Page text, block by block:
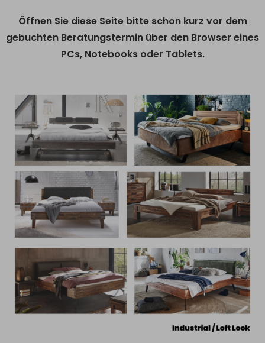
Öffnen Sie diese Seite bitte schon kurz vor dem
gebuchten Beratungstermin über den Browser eines
PCs, Notebooks oder Tablets.